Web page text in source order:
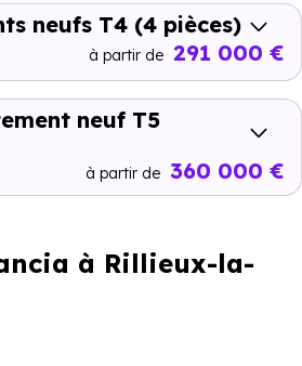
neufs T4 (4 pièces)
à partir de 291 000 €
neuf T5
à partir de 360 000 €
à Rillieux-la-